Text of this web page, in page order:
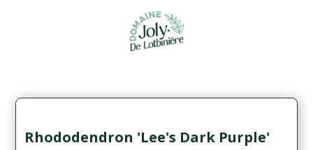
Rhododendron 'Lee's Dark Purple'